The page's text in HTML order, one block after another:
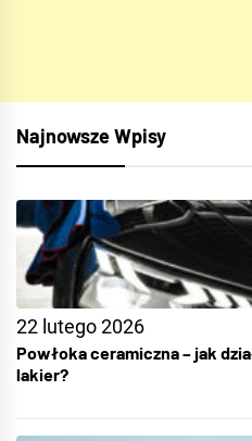
Najnowsze Wpisy
22 lutego 2026
Powłoka ceramiczna – jak
lakier?